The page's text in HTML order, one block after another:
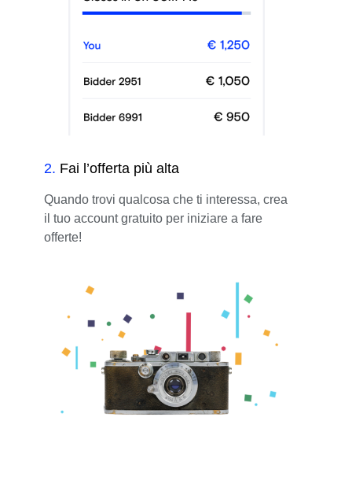
2. Fai l’offerta più alta
Quando trovi qualcosa che ti interessa, crea
il tuo account gratuito per iniziare a fare
offerte!